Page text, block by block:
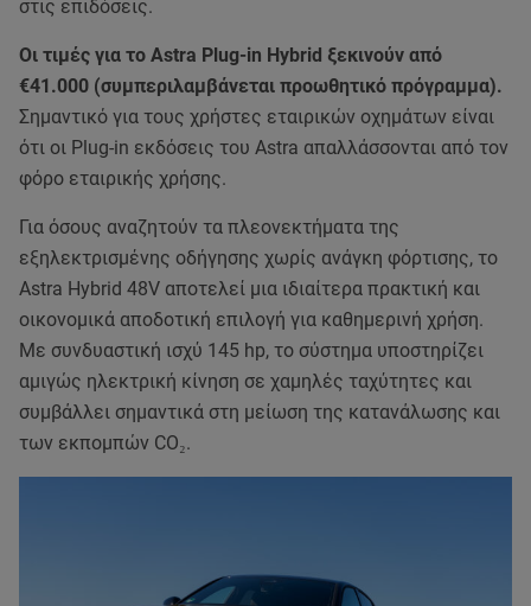
στις επιδόσεις.
Οι τιμές για το Astra Plug-in Hybrid ξεκινούν από
€41.000 (συμπεριλαμβάνεται προωθητικό πρόγραμμα).
Σημαντικό για τους χρήστες εταιρικών οχημάτων είναι
ότι οι Plug-in εκδόσεις του Astra απαλλάσσονται από τον
φόρο εταιρικής χρήσης.
Για όσους αναζητούν τα πλεονεκτήματα της
εξηλεκτρισμένης οδήγησης χωρίς ανάγκη φόρτισης, το
Astra Hybrid 48V αποτελεί μια ιδιαίτερα πρακτική και
οικονομικά αποδοτική επιλογή για καθημερινή χρήση.
Με συνδυαστική ισχύ 145 hp, το σύστημα υποστηρίζει
αμιγώς ηλεκτρική κίνηση σε χαμηλές ταχύτητες και
συμβάλλει σημαντικά στη μείωση της κατανάλωσης και
των εκπομπών CO₂.